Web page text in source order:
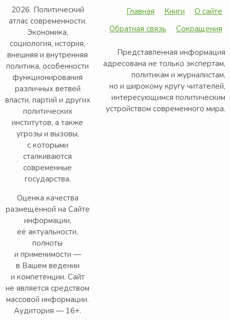
2026. Политический
атлас современности.
Экономика,
социология, история,
внешняя и внутренняя
политика, особенности
функционирования
различных ветвей
власти, партий и других
политических
институтов, а также
угрозы и вызовы,
с которыми
сталкиваются
современные
государства.
Оценка качества
размещённой на Сайте
информации,
её актуальности,
полноты
и применимости —
в Вашем ведении
и компетенции. Сайт
не является средством
массовой информации.
Аудитория — 16+.
Главная Книги
О сайте
Обратная связь
Сокращения
Представленная информация
адресована не только экспертам,
политикам и журналистам,
но и широкому кругу читателей,
интересующимся политическим
устройством современного мира.